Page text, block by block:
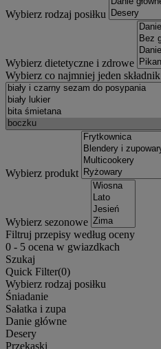
Wybierz rodzaj posiłku
Wybierz dietetyczne i zdrowe
Wybierz co najmniej jeden składnik
Wybierz produkt
Wybierz sezonowe
Filtruj przepisy według oceny
0 - 5 ocena w gwiazdkach
Szukaj
Quick Filter(0)
Wybierz rodzaj posiłku
Śniadanie
Sałatka i zupa
Danie główne
Desery
Przekąski